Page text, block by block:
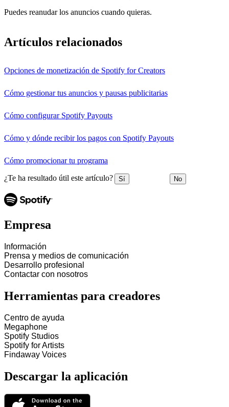
Puedes reanudar los anuncios cuando quieras.
Artículos relacionados
Opciones de monetización de Spotify for Creators
Cómo gestionar tus anuncios y pausas publicitarias
Cómo configurar Spotify Payouts
Cómo y dónde recibir los pagos con Spotify Payouts
Cómo promocionar tu programa
¿Te ha resultado útil este artículo? Sí No
Empresa
Información
Prensa y medios de comunicación
Desarrollo profesional
Contactar con nosotros
Herramientas para creadores
Centro de ayuda
Megaphone
Spotify Studios
Spotify for Artists
Findaway Voices
Descargar la aplicación